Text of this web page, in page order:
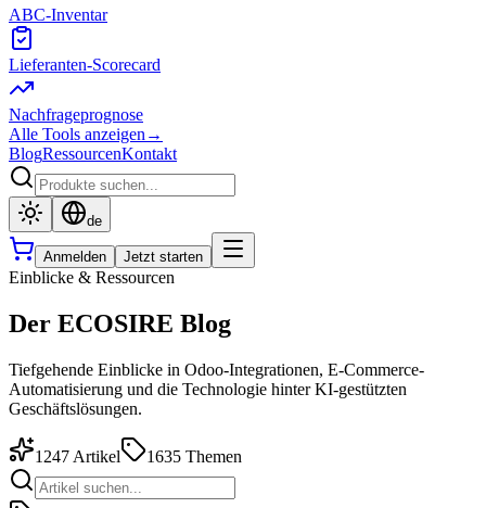
ABC-Inventar
Lieferanten-Scorecard
Nachfrageprognose
Alle Tools anzeigen →
BlogRessourcenKontakt
de
Anmelden Jetzt starten
Einblicke & Ressourcen
Der ECOSIRE Blog
Tiefgehende Einblicke in Odoo-Integrationen, E-Commerce-
Automatisierung und die Technologie hinter KI-gestützten
Geschäftslösungen.
1247 Artikel 1635 Themen